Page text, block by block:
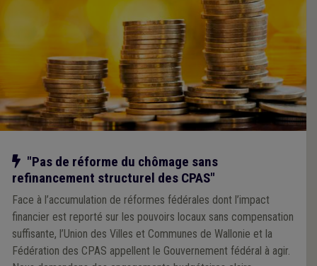
Notre action
"Pas de réforme du chômage sans
refinancement structurel des CPAS"
Face à l’accumulation de réformes fédérales dont l’impact
financier est reporté sur les pouvoirs locaux sans compensation
suffisante, l’Union des Villes et Communes de Wallonie et la
Fédération des CPAS appellent le Gouvernement fédéral à agir.